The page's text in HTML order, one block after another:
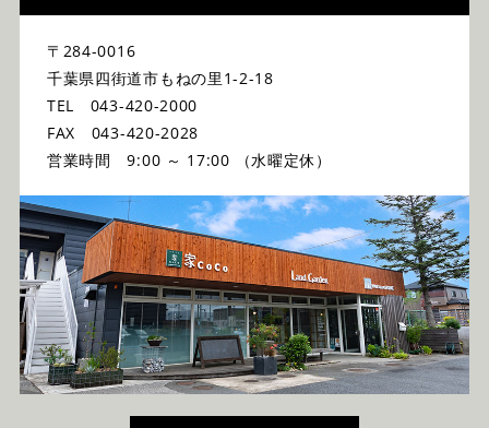
〒284-0016
千葉県四街道市もねの里1-2-18
TEL 043-420-2000
FAX 043-420-2028
営業時間 9:00 ～ 17:00 （水曜定休）